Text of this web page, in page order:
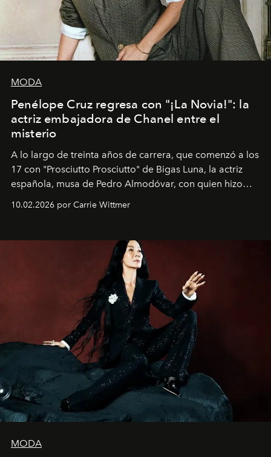
MODA
Penélope Cruz regresa con "¡La Novia!": la
actriz embajadora de Chanel entre el
misterio
A lo largo de treinta años de carrera, que comenzó a los
17 con "Prosciutto Prosciutto" de Bigas Luna, la actriz
española, musa de Pedro Almodóvar, con quien hizo
Barcelona", ha dividido su tiempo entre Europa y
dirigida por Maggie Gyllenhaal.
10.02.2026 por Carrie Wittmer
MODA